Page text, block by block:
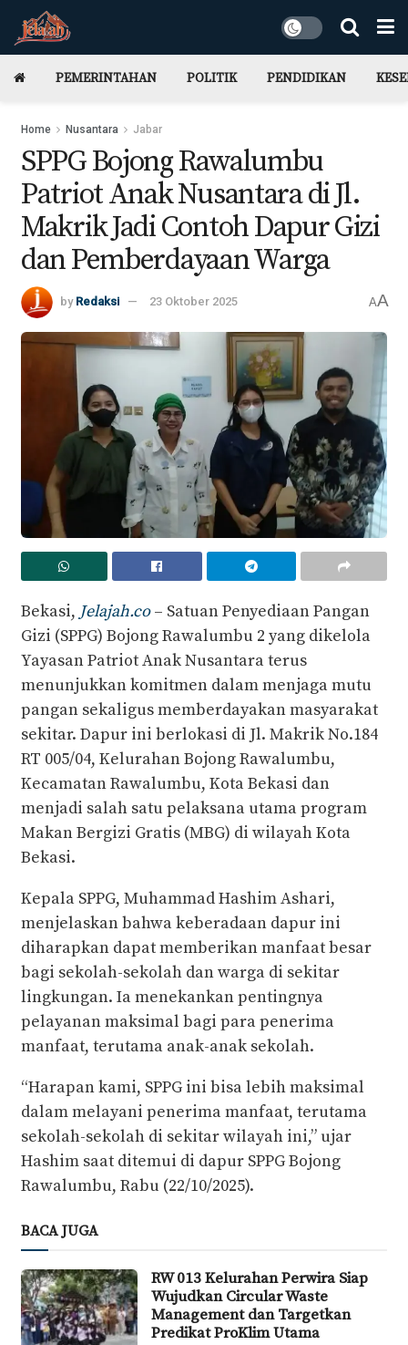
PEMERINTAHAN POLITIK PENDIDIKAN
Home Nusantara Jabar
SPPG Bojong Rawalumbu
Patriot Anak Nusantara di Jl.
Makrik Jadi Contoh Dapur Gizi
dan Pemberdayaan Warga
by Redaksi 23 Oktober 2025 AA
Bekasi, Jelajah.co– Satuan Penyediaan Pangan
Gizi (SPPG) Bojong Rawalumbu 2 yang dikelola
Yayasan Patriot Anak Nusantara terus
menunjukkan komitmen dalam menjaga mutu
pangan sekaligus memberdayakan masyarakat
sekitar. Dapur ini berlokasi di Jl. Makrik No.184
RT 005/04, Kelurahan Bojong Rawalumbu,
Kecamatan Rawalumbu, Kota Bekasi dan
menjadi salah satu pelaksana utama program
Makan Bergizi Gratis (MBG) di wilayah Kota
Bekasi.
Kepala SPPG, Muhammad Hashim Ashari,
menjelaskan bahwa keberadaan dapur ini
diharapkan dapat memberikan manfaat besar
bagi sekolah-sekolah dan warga di sekitar
lingkungan. Ia menekankan pentingnya
pelayanan maksimal bagi para penerima
manfaat, terutama anak-anak sekolah.
“Harapan kami, SPPG ini bisa lebih maksimal
dalam melayani penerima manfaat, terutama
sekolah-sekolah di sekitar wilayah ini,” ujar
Hashim saat ditemui di dapur SPPG Bojong
Rawalumbu, Rabu (22/10/2025).
BACA JUGA
RW 013 Kelurahan Perwira Siap
Wujudkan Circular Waste
Management dan Targetkan
Predikat ProKlim Utama